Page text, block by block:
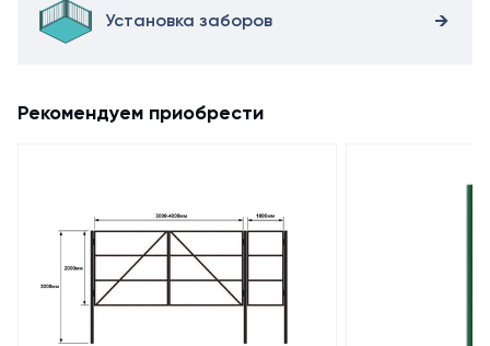
Установка заборов
Рекомендуем приобрести